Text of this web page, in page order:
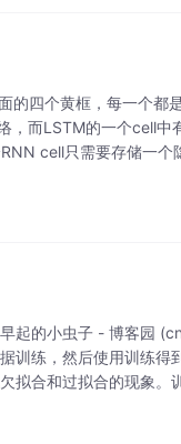
的四个黄框，每一个都
，而LSTM的一个cell
cell只需要存储一个
起的小虫子 - 博客园
训练，然后使用训练得
拟合和过拟合的现象。